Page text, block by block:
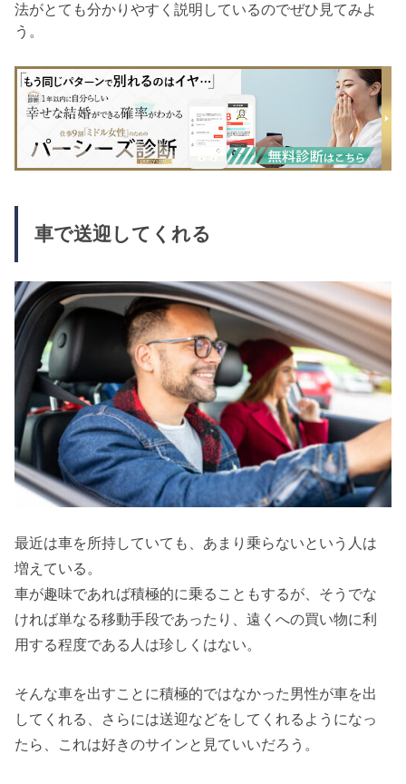
法がとても分かりやすく説明しているのでぜひ見てみよ
う。
車で送迎してくれる
最近は車を所持していても、あまり乗らないという人は
増えている。
車が趣味であれば積極的に乗ることもするが、そうでな
ければ単なる移動手段であったり、遠くへの買い物に利
用する程度である人は珍しくはない。
そんな車を出すことに積極的ではなかった男性が車を出
してくれる、さらには送迎などをしてくれるようになっ
たら、これは好きのサインと見ていいだろう。